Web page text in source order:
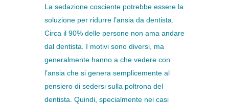
La sedazione cosciente potrebbe essere la
soluzione per ridurre l’ansia da dentista.
Circa il 90% delle persone non ama andare
dal dentista. I motivi sono diversi, ma
generalmente hanno a che vedere con
l’ansia che si genera semplicemente al
pensiero di sedersi sulla poltrona del
dentista. Quindi, specialmente nei casi